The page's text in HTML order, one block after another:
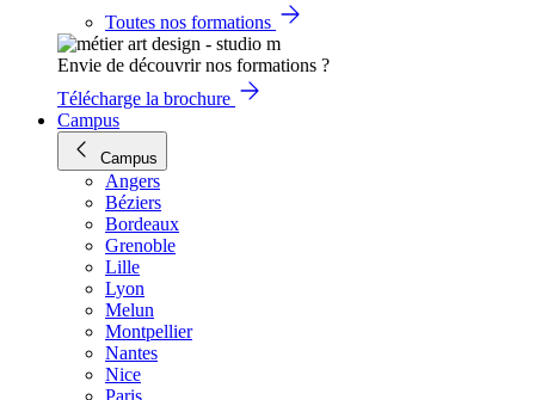
Toutes nos formations
Envie de découvrir nos formations ?
Télécharge la brochure
Campus
Campus
Angers
Béziers
Bordeaux
Grenoble
Lille
Lyon
Melun
Montpellier
Nantes
Nice
Paris